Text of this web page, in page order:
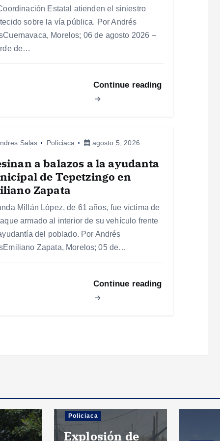
Estatal atienden el siniestro
sobre la vía pública. Por Andrés
Morelos; 06 de agosto 2026 –
de…
Continue reading
Salas Policiaca agosto 5, 2026
a balazos a la ayudanta
de Tepetzingo en
Zapata
Millán López, de 61 años, fue víctima de
armado al interior de su vehículo frente
del poblado. Por Andrés
Zapata, Morelos; 05 de…
Continue reading
Policiaca
Explosión de